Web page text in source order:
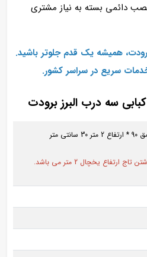
دائمی بسته به نیاز مشتری
همیشه یک قدم جلوتر باشید.
سریع در سراسر کشور.
سه درب البرز برودت
ارتفاع یخچال 2 متر می باشد.